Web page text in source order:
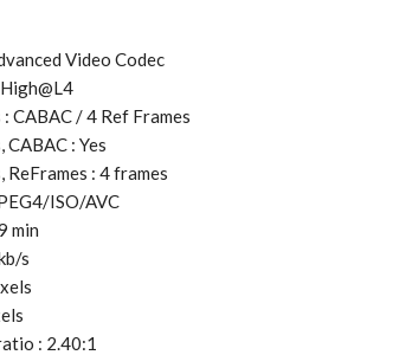
Video Codec
CABAC / 4 Ref Frames
: Yes
: 4 frames
ISO/AVC
min
s
: 2.40:1